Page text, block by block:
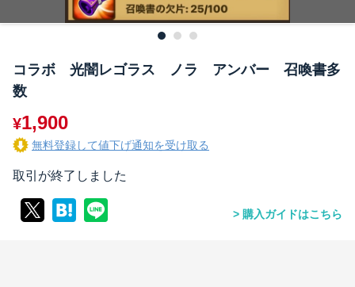
コラボ 光闇レゴラス ノラ アンバー 召喚書多
数
¥1,900
無料登録して値下げ通知を受け取る
取引が終了しました
購入ガイドはこちら